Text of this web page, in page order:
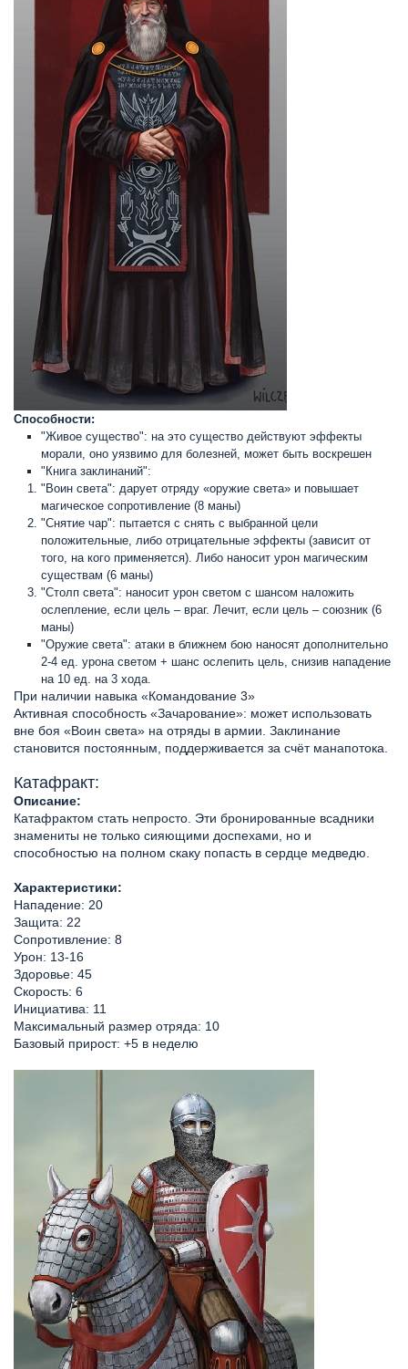
Способности:
"Живое существо": на это существо действуют эффекты
морали, оно уязвимо для болезней, может быть воскрешен
"Книга заклинаний":
"Воин света": дарует отряду «оружие света» и повышает
магическое сопротивление (8 маны)
"Снятие чар": пытается с снять с выбранной цели
положительные, либо отрицательные эффекты (зависит от
того, на кого применяется). Либо наносит урон магическим
существам (6 маны)
"Столп света": наносит урон светом с шансом наложить
ослепление, если цель – враг. Лечит, если цель – союзник (6
маны)
"Оружие света": атаки в ближнем бою наносят дополнительно
2-4 ед. урона светом + шанс ослепить цель, снизив нападение
на 10 ед. на 3 хода.
При наличии навыка «Командование 3»
Активная способность «Зачарование»: может использовать
вне боя «Воин света» на отряды в армии. Заклинание
становится постоянным, поддерживается за счёт манапотока.
Катафракт:
Описание:
Катафрактом стать непросто. Эти бронированные всадники
знамениты не только сияющими доспехами, но и
способностью на полном скаку попасть в сердце медведю.
Характеристики:
Нападение: 20
Защита: 22
Сопротивление: 8
Урон: 13-16
Здоровье: 45
Скорость: 6
Инициатива: 11
Максимальный размер отряда: 10
Базовый прирост: +5 в неделю